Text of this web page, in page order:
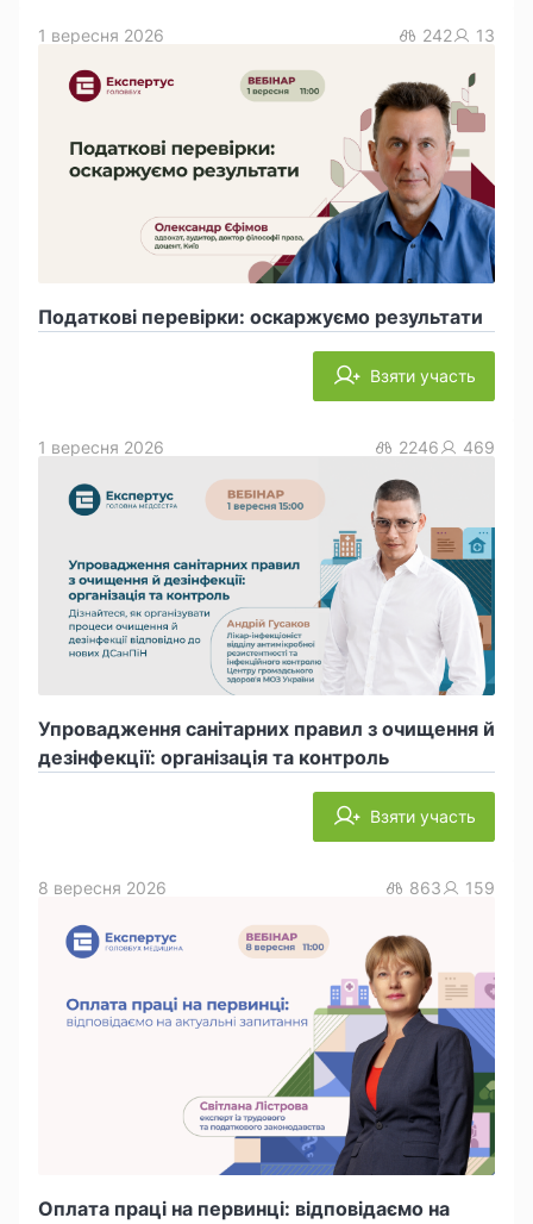
Податкові перевірки: оскаржуємо результати
1 вересня 2026 242 13
Взяти участь
Упровадження санітарних правил з очищення й
дезінфекції: організація та контроль
1 вересня 2026 2246 469
Взяти участь
Оплата праці на первинці: відповідаємо на
8 вересня 2026 863 159